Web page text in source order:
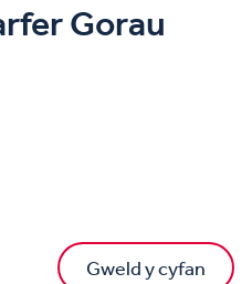
Gorau
Gweld y cyfan